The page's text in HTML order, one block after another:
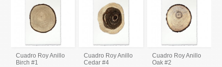
Cuadro Roy Anillo
Birch #1
Cuadro Roy Anillo
Cedar #4
Cuadro Roy Anillo
Oak #2